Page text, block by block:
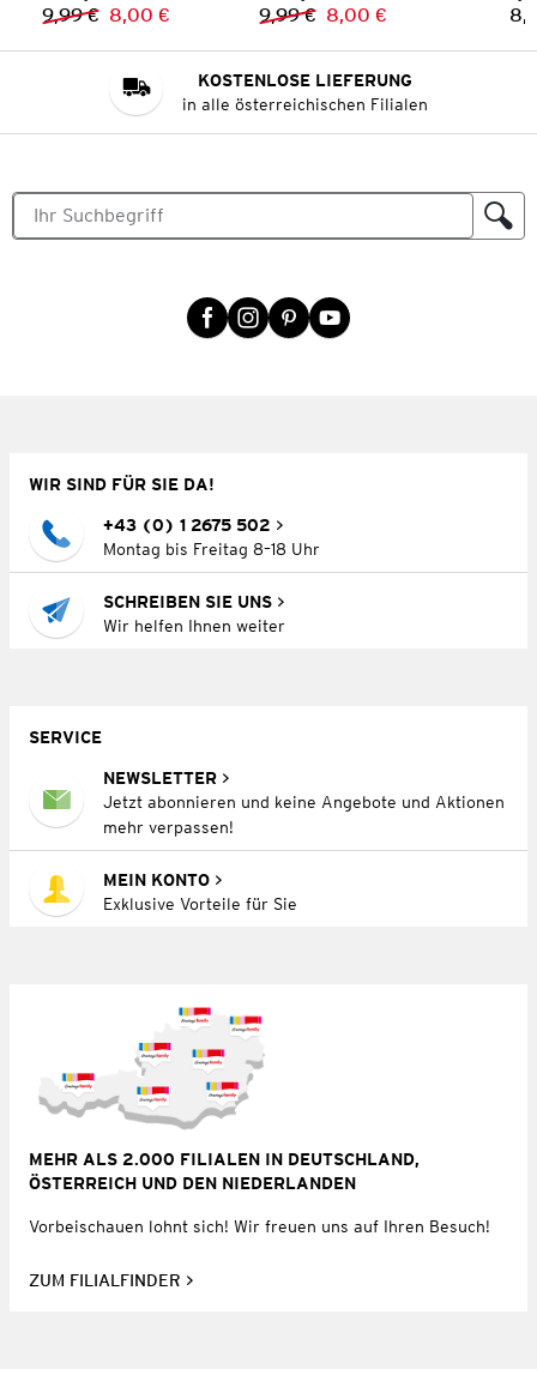
Vorheriger Preis:
9,99 € Neuer Preis:
8,00 € Vorheriger Preis:
9,99 € Neuer Preis:
8,00 €
KOSTENLOSE LIEFERUNG
in alle österreichischen Filialen
WIR SIND FÜR SIE DA!
+43 (0) 1 2675 502
Montag bis Freitag 8–18 Uhr
SCHREIBEN SIE UNS
Wir helfen Ihnen weiter
SERVICE
NEWSLETTER
Jetzt abonnieren und keine Angebote und Aktionen
mehr verpassen!
MEIN KONTO
Exklusive Vorteile für Sie
MEHR ALS 2.000 FILIALEN IN DEUTSCHLAND,
ÖSTERREICH UND DEN NIEDERLANDEN
Vorbeischauen lohnt sich! Wir freuen uns auf Ihren Besuch!
ZUM FILIALFINDER